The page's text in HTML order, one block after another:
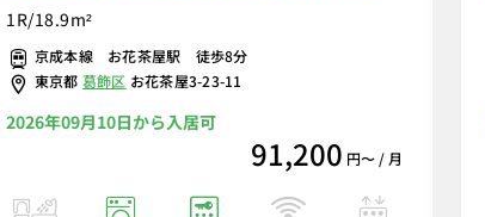
スク・チェアのあるお部屋■選べるWi-Fi格安レンタル中！
1R/18.9m²
京成本線 お花茶屋駅 徒歩8分
東京都 葛飾区 お花茶屋3-23-11
2026年09月10日から入居可
91,200 円〜 / 月